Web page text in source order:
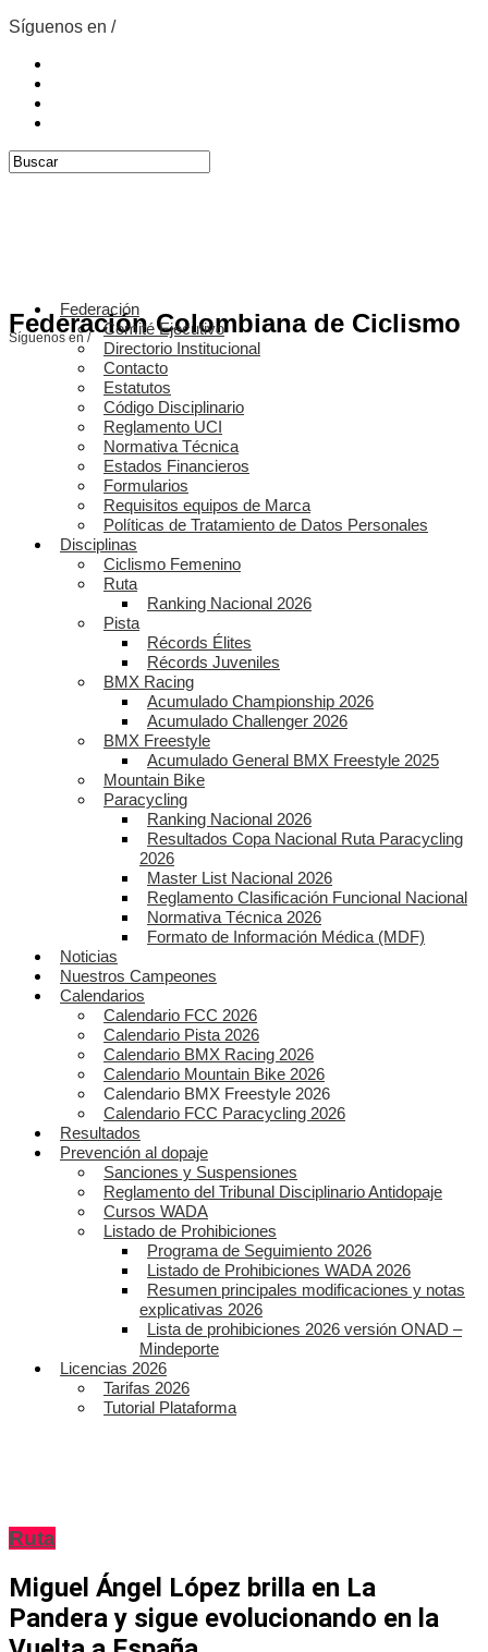
Síguenos en /
Federación Colombiana de Ciclismo
Síguenos en /
Federación
Comité Ejecutivo
Directorio Institucional
Contacto
Estatutos
Código Disciplinario
Reglamento UCI
Normativa Técnica
Estados Financieros
Formularios
Requisitos equipos de Marca
Políticas de Tratamiento de Datos Personales
Disciplinas
Ciclismo Femenino
Ruta
Ranking Nacional 2026
Pista
Récords Élites
Récords Juveniles
BMX Racing
Acumulado Championship 2026
Acumulado Challenger 2026
BMX Freestyle
Acumulado General BMX Freestyle 2025
Mountain Bike
Paracycling
Ranking Nacional 2026
Resultados Copa Nacional Ruta Paracycling
2026
Master List Nacional 2026
Reglamento Clasificación Funcional Nacional
Normativa Técnica 2026
Formato de Información Médica (MDF)
Noticias
Nuestros Campeones
Calendarios
Calendario FCC 2026
Calendario Pista 2026
Calendario BMX Racing 2026
Calendario Mountain Bike 2026
Calendario BMX Freestyle 2026
Calendario FCC Paracycling 2026
Resultados
Prevención al dopaje
Sanciones y Suspensiones
Reglamento del Tribunal Disciplinario Antidopaje
Cursos WADA
Listado de Prohibiciones
Programa de Seguimiento 2026
Listado de Prohibiciones WADA 2026
Resumen principales modificaciones y notas
explicativas 2026
Lista de prohibiciones 2026 versión ONAD –
Mindeporte
Licencias 2026
Tarifas 2026
Tutorial Plataforma
Ruta
Miguel Ángel López brilla en La
Pandera y sigue evolucionando en la